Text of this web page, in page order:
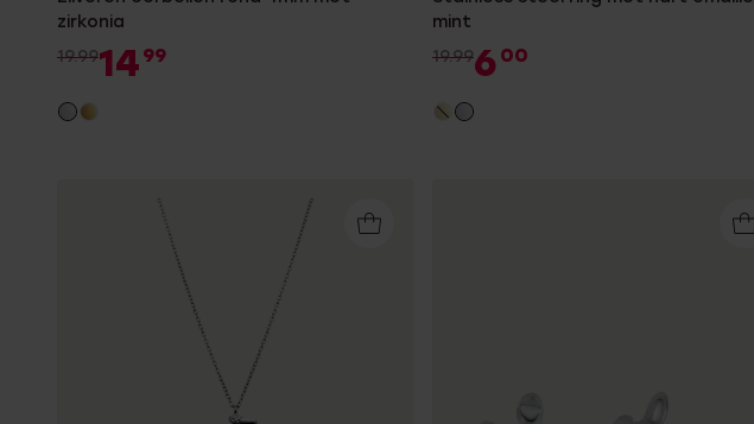
zirkonia
19.9914 99
mint
19.996 00